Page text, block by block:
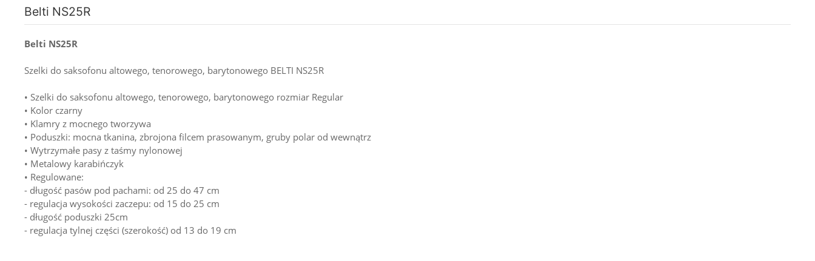
Belti NS25R
Belti NS25R
Szelki do saksofonu altowego, tenorowego, barytonowego BELTI NS25R
• Szelki do saksofonu altowego, tenorowego, barytonowego rozmiar Regular
• Kolor czarny
• Klamry z mocnego tworzywa
• Poduszki: mocna tkanina, zbrojona filcem prasowanym, gruby polar od wewnątrz
• Wytrzymałe pasy z taśmy nylonowej
• Metalowy karabińczyk
• Regulowane:
- długość pasów pod pachami: od 25 do 47 cm
- regulacja wysokości zaczepu: od 15 do 25 cm
- długość poduszki 25cm
- regulacja tylnej części (szerokość) od 13 do 19 cm